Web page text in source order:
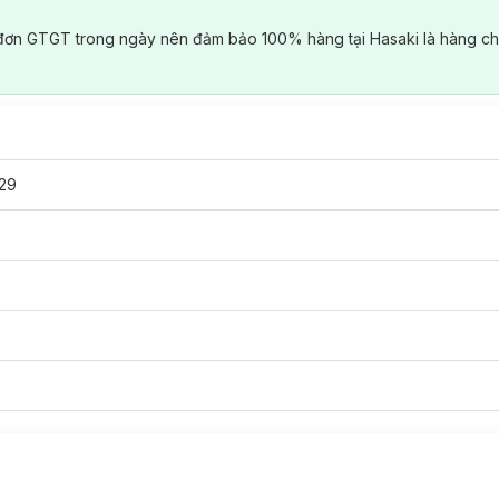
GTGT trong ngày nên đảm bảo 100% hàng tại Hasaki là hàng